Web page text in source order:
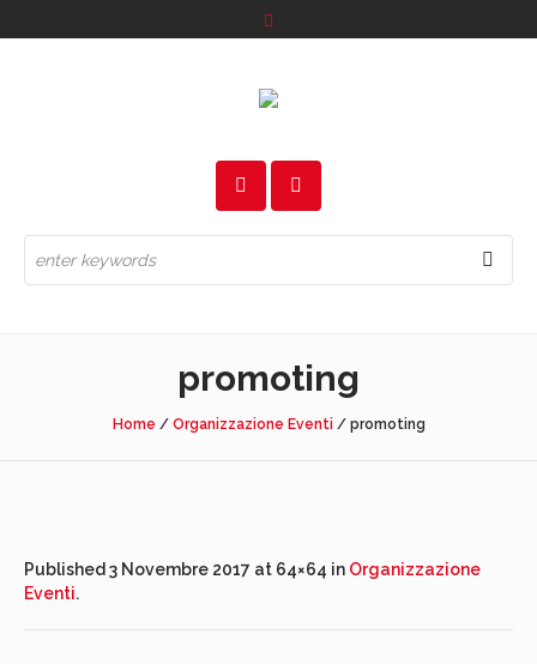
promoting
Home / Organizzazione Eventi / promoting
Published 3 Novembre 2017 at 64×64 in Organizzazione
Eventi.